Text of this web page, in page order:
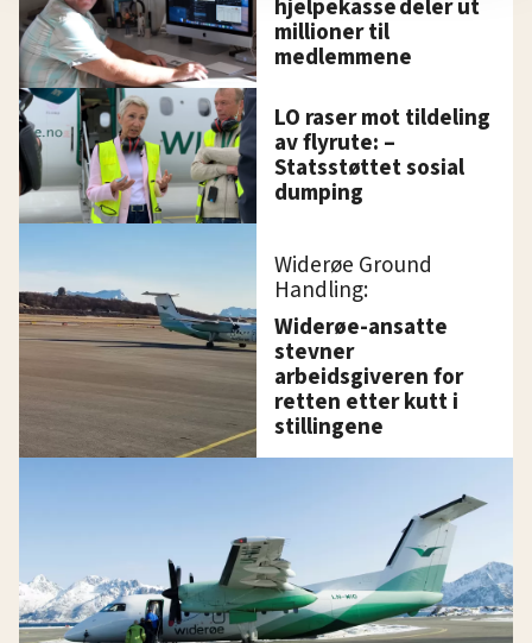
innenfor analyse og annonsering. Disse er angitt i
oversikten lengre ned på denne siden.
hjelpekasse deler ut
millioner til
medlemmene
LO raser mot tildeling
av flyrute: –
Statsstøttet sosial
dumping
Widerøe Ground
Handling:
Widerøe-ansatte
stevner
arbeidsgiveren for
retten etter kutt i
stillingene